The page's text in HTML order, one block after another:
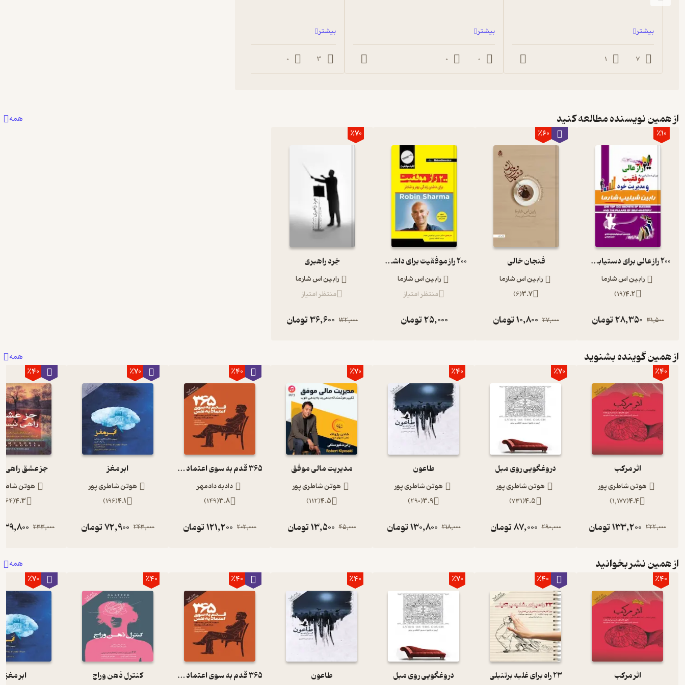
پیشنهادهایی برای دوستداران کتاب صوتی راهبی که فراری‌اش را فروخت
را نیز به شما پیشنهاد می‌دهیم:
بیشتر
7
1
بیشتر
0
0
بیشتر
3
0
از همین نویسنده مطالعه کنید همه
٪10
200 راز عالی برای دستیابی به موفقیت و مدیریت خود
رابین اس شارما
4.2
(
19
)
31,500
28,350تومان
٪60
فنجان خالی
رابین اس شارما
3.7
(
6
)
27,000
10,800تومان
200 راز موفقیت برای داشتن زندگی بهتر
رابین اس شارما
منتظر امتیاز
25,000تومان
٪70
خِرد راهبری
رابین اس شارما
منتظر امتیاز
122,000
36,600تومان
از همین گوینده بشنوید همه
٪40
اثر مرکب
هوتن شاطری پور
4.4
(
1,177
)
222,000
133,200تومان
٪70
دروغگویی روی مبل
هوتن شاطری پور
4.5
(
731
)
290,000
87,000تومان
٪40
طاعون
هوتن شاطری پور
3.9
(
290
)
218,000
130,800تومان
٪70
مدیریت مالی موفق
هوتن شاطری پور
4.5
(
112
)
45,000
13,500تومان
٪40
365 قدم به سوی اعتماد به نفس
دادبه دادمهر
3.8
(
149
)
202,000
121,200تومان
٪70
ابر مغز
هوتن شاطری پور
4.1
(
196
)
243,000
72,900تومان
٪40
جز عشق راهی
هوتن
4.3
(
164
233,000
139,800
از همین نشر بخوانید همه
٪40
اثر مرکب
٪40
23 راه برای غلبه برتنبلی
٪70
دروغگویی روی مبل
٪40
طاعون
٪40
365 قدم به سوی اعتماد به نفس
٪40
کنترل ذهن وراج
٪70
ابر مغز